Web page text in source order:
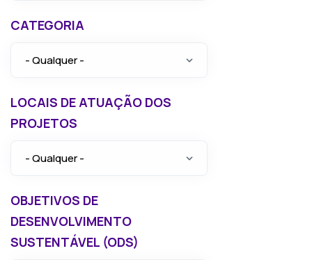
CATEGORIA
LOCAIS DE ATUAÇÃO DOS
PROJETOS
OBJETIVOS DE
DESENVOLVIMENTO
SUSTENTÁVEL (ODS)